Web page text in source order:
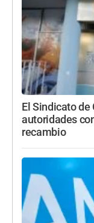
El Sindicato
autoridades
recambio